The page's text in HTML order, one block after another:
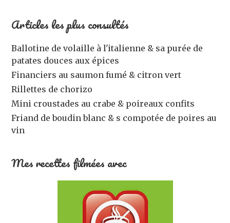
Articles les plus consultés
Ballotine de volaille à l'italienne & sa purée de
patates douces aux épices
Financiers au saumon fumé & citron vert
Rillettes de chorizo
Mini croustades au crabe & poireaux confits
Friand de boudin blanc & s compotée de poires au
vin
Mes recettes filmées avec